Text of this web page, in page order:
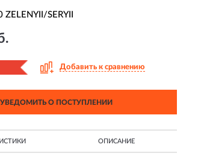
SERYII
Добавить к сравнению
УВЕДОМИТЬ О ПОСТУПЛЕНИИ
ОПИСАНИЕ